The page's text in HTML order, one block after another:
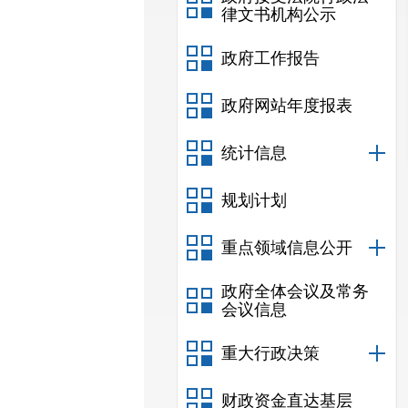
律文书机构公示
政府工作报告
政府网站年度报表
统计信息
规划计划
重点领域信息公开
政府全体会议及常务
会议信息
重大行政决策
财政资金直达基层